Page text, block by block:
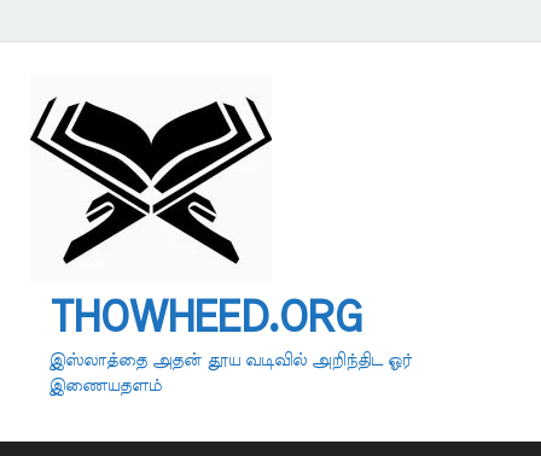
THOWHEED.ORG
இஸ்லாத்தை அதன் தூய வடிவில் அறிந்திட ஓர்
இணையதளம்